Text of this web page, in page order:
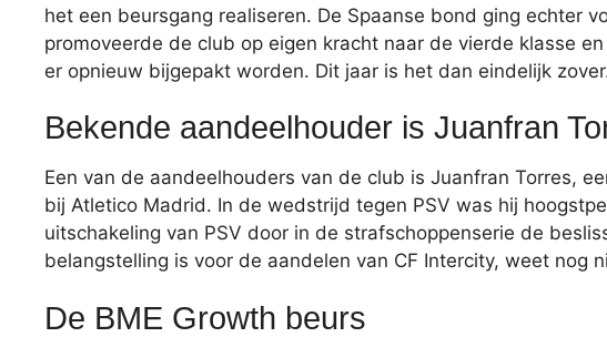
het een beursgang realiseren. De Spaanse bond ging echter
promoveerde de club op eigen kracht naar de vierde klasse
er opnieuw bijgepakt worden. Dit jaar is het dan eindelijk
Bekende aandeelhouder is Juanfran
Een van de aandeelhouders van de club is Juanfran Torres,
bij Atletico Madrid. In de wedstrijd tegen PSV was hij
uitschakeling van PSV door in de strafschoppenserie de
belangstelling is voor de aandelen van CF Intercity, weet nog
De BME Growth beurs